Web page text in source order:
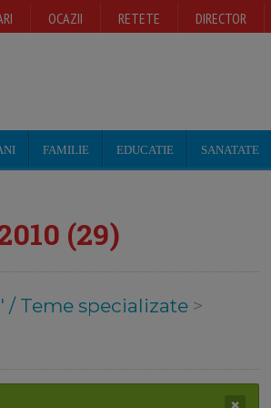
OCAZII RETETE DIRECTOR
FAMILIE EDUCATIE SANATATE
(29)
/ Teme specializate >